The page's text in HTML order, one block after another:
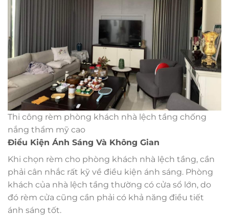
Thi công rèm phòng khách nhà lệch tầng chống
nắng thẩm mỹ cao
Điều Kiện Ánh Sáng Và Không Gian
Khi chọn rèm cho phòng khách nhà lệch tầng, cần
phải cân nhắc rất kỹ về điều kiện ánh sáng. Phòng
khách của nhà lệch tầng thường có cửa sổ lớn, do
đó rèm cửa cũng cần phải có khả năng điều tiết
ánh sáng tốt.